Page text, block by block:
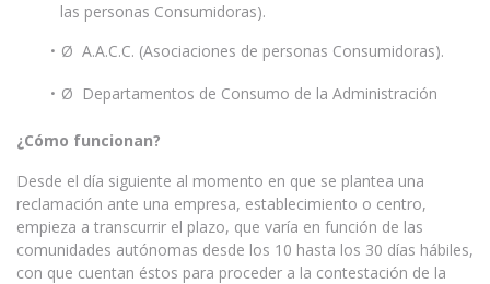
las personas Consumidoras).
Ø A.A.C.C. (Asociaciones de personas Consumidoras).
Ø Departamentos de Consumo de la Administración
¿Cómo funcionan?
Desde el día siguiente al momento en que se plantea una
reclamación ante una empresa, establecimiento o centro,
empieza a transcurrir el plazo, que varía en función de las
comunidades autónomas desde los 10 hasta los 30 días hábiles,
con que cuentan éstos para proceder a la contestación de la